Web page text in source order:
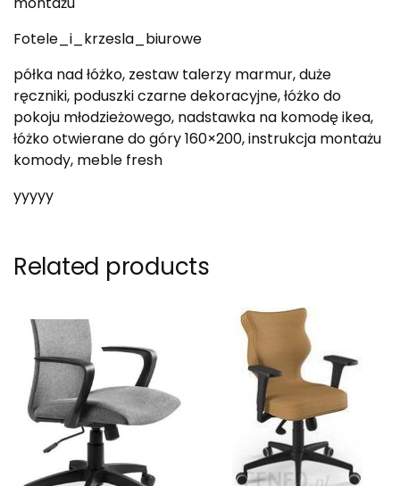
Fotele_i_krzesla_biurowe
półka nad łóżko, zestaw talerzy marmur, duże
ręczniki, poduszki czarne dekoracyjne, łóżko do
pokoju młodzieżowego, nadstawka na komodę ikea,
łóżko otwierane do góry 160×200, instrukcja montażu
komody, meble fresh
yyyyy
Related products